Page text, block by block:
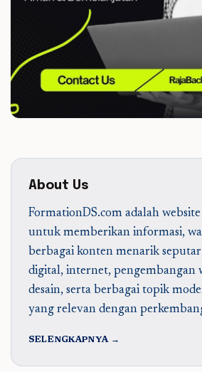
About Us
FormationDS.com adalah
untuk memberikan informasi,
berbagai konten menarik
digital, internet, pengembangan
desain, serta berbagai topik
yang relevan dengan
SELENGKAPNYA →